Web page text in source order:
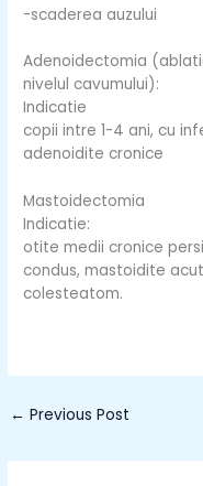
-scaderea auzului
Adenoidectomia
nivelul cavumului):
Indicatie
copii intre 1-4 ani, cu
adenoidite cronice
Mastoidectomia
Indicatie:
otite medii cronice
condus, mastoidite
colesteatom.
← Previous Post